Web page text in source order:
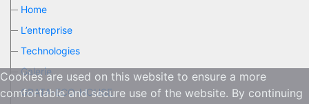
Cookies are used on this website to ensure a more
comfortable and secure use of the website. By continuing
Home
L’entreprise
Technologies
Galerie
GRATA-ECO-HOUSE